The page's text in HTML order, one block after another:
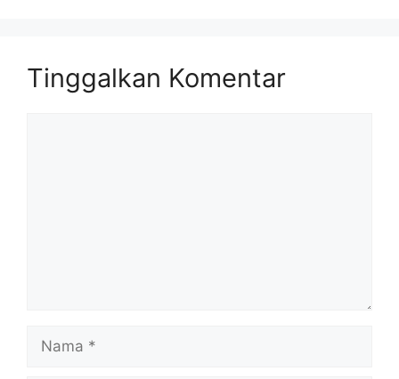
Tinggalkan Komentar
Nama